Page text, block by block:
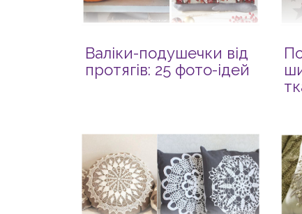
Валіки-подушечки від
протягів: 25 фото-ідей